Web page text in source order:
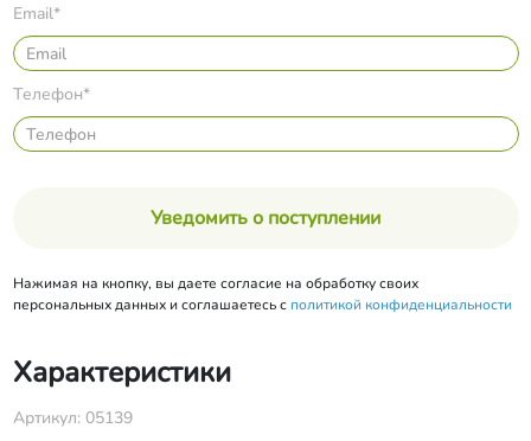
Email*
Телефон*
Уведомить о поступлении
Нажимая на кнопку, вы даете согласие на обработку своих
персональных данных и соглашаетесь с политикой конфиденциальности
Характеристики
Артикул: 05139